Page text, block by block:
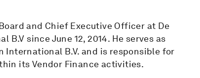
and Chief Executive Officer at De
B.V since June 12, 2014. He serves as
International B.V. and is responsible for
its Vendor Finance activities.